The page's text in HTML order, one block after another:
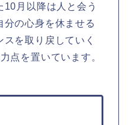
月以降は人と会う
分の心身を休ませる
を取り戻していく
点を置いています。